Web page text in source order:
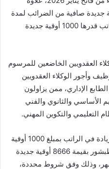
بقيمة 6500 أوقية جديدة صافية من الضرائب لمدة
12 شهرا، إضافة إلى زيادة في الراتب قدرها 1000 أوقية جديدة
العقدويين الخاضعين للمرسوم
توظيف وأجور الوكلاء العقدويين
الإداري، ممن يزاولون
الأساسي والثانوي والفني
التعليمي والتكوين المهني.
وأوضح أن هؤلاء سيستفيدون من زيادة في الراتب بمبلغ 1000 أوقية
جديدة، إلى جانب علاوة شهرية للطبشور بقيمة 8666 أوقية جديدة
وذلك وفق شروط محددة،